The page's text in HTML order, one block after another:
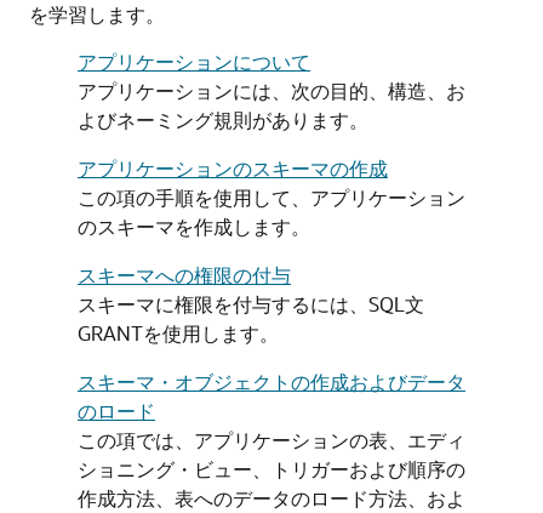
を学習します。
アプリケーションについて
アプリケーションには、次の目的、構造、お
よびネーミング規則があります。
アプリケーションのスキーマの作成
この項の手順を使用して、アプリケーション
のスキーマを作成します。
スキーマへの権限の付与
スキーマに権限を付与するには、SQL文
GRANTを使用します。
スキーマ・オブジェクトの作成およびデータ
のロード
この項では、アプリケーションの表、エディ
ショニング・ビュー、トリガーおよび順序の
作成方法、表へのデータのロード方法、およ